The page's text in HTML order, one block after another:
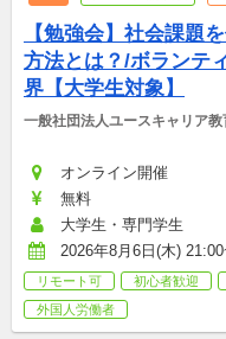
【勉強会】社会課題
方法とは？/ボランテ
界【大学生対象】
一般社団法人ユースキャリア教
オンライン開催
無料
大学生・専門学生
2026年8月6日(木)
リモート可 初心者歓迎
外国人労働者